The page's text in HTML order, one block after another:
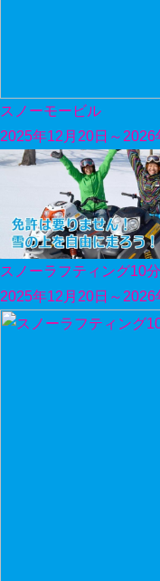
スノーモービル
2025年12月20日～
スノーラフティング10
2025年12月20日～